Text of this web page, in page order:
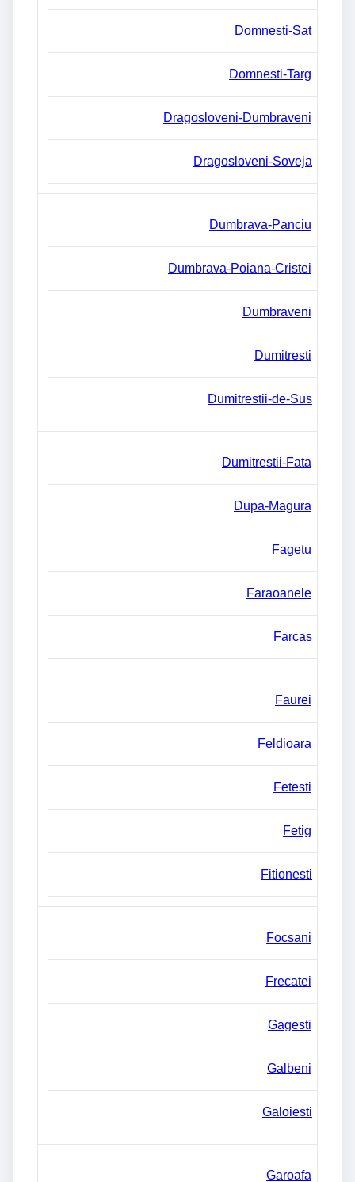
Domnesti-Sat
Domnesti-Targ
Dragosloveni-Dumbraveni
Dragosloveni-Soveja
Dumbrava-Panciu
Dumbrava-Poiana-Cristei
Dumbraveni
Dumitresti
Dumitrestii-de-Sus
Dumitrestii-Fata
Dupa-Magura
Fagetu
Faraoanele
Farcas
Faurei
Feldioara
Fetesti
Fetig
Fitionesti
Focsani
Frecatei
Gagesti
Galbeni
Galoiesti
Garoafa